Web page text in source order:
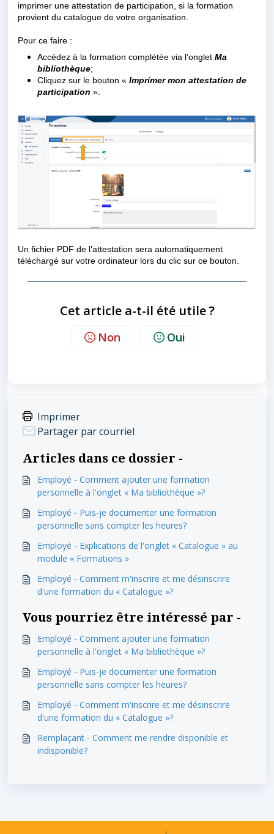
imprimer une attestation de participation, si la formation
provient du catalogue de votre organisation.
Pour ce faire :
Accédez à la formation complétée via l’onglet Ma
bibliothèque;
Cliquez sur le bouton « Imprimer mon attestation de
participation ».
Un fichier PDF de l’attestation sera automatiquement
téléchargé sur votre ordinateur lors du clic sur ce bouton.
Cet article a-t-il été utile ?
Non Oui
Imprimer
Partager par courriel
Articles dans ce dossier -
Employé - Comment ajouter une formation
personnelle à l'onglet « Ma bibliothèque »?
Employé - Puis-je documenter une formation
personnelle sans compter les heures?
Employé - Explications de l'onglet « Catalogue » au
module « Formations »
Employé - Comment m'inscrire et me désinscrire
d'une formation du « Catalogue »?
Vous pourriez être intéressé par -
Employé - Comment ajouter une formation
personnelle à l'onglet « Ma bibliothèque »?
Employé - Puis-je documenter une formation
personnelle sans compter les heures?
Employé - Comment m'inscrire et me désinscrire
d'une formation du « Catalogue »?
Remplaçant - Comment me rendre disponible et
indisponible?